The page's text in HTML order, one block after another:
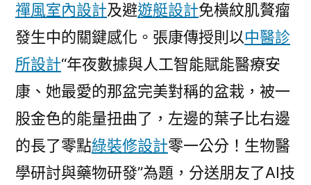
禪風室內設計及避遊艇設計免橫紋肌贅瘤
發生中的關鍵感化。張康傳授則以中醫診
所設計“年夜數據與人工智能賦能醫療安
康、她最愛的那盆完美對稱的盆栽，被一
股金色的能量扭曲了，左邊的葉子比右邊
的長了零點綠裝修設計零一公分！生物醫
學研討與藥物研發”為題，分送朋友了AI技